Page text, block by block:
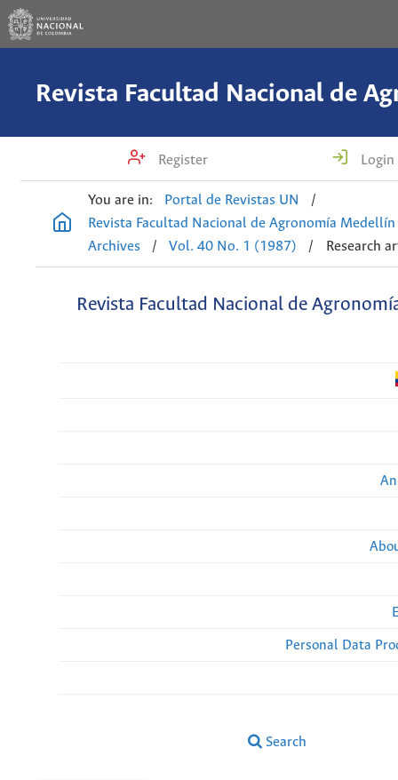
Register Login
You are in: Portal de Revistas UN
/
Revista Facultad Nacional de Agronomía Medellín
Archives
/ Vol. 40 No. 1 (1987) / Research
Revista Facultad Nacional de
Personal Data
Search